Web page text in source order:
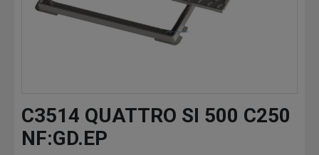
C3514 QUATTRO SI 500 C250
NF:GD.EP